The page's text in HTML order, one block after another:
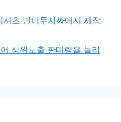
츠 반티무지싸에서 제작
상위노출 판매량을 늘리